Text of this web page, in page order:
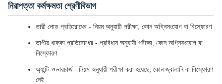
নিরাপত্তা কর্মক্ষমতা শ্রেণীবিভাগ
ভারী লোড প্রতিরোধের - নিয়ম অনুযায়ী পরীক্ষা, কোন অগ্নিসংযোগ বা বিস্ফোরণ
তাপীয় ধাক্কা প্রতিরোধের - প্রবিধান অনুযায়ী পরীক্ষা, কোন অগ্নিসংযোগ বা
বিস্ফোরণ
অ্যান্টি-ওভারচার্জ - নিয়ম অনুযায়ী পরীক্ষা করা হয়েছে, কোন জ্বালানি বা বিস্ফোরণ
নেই